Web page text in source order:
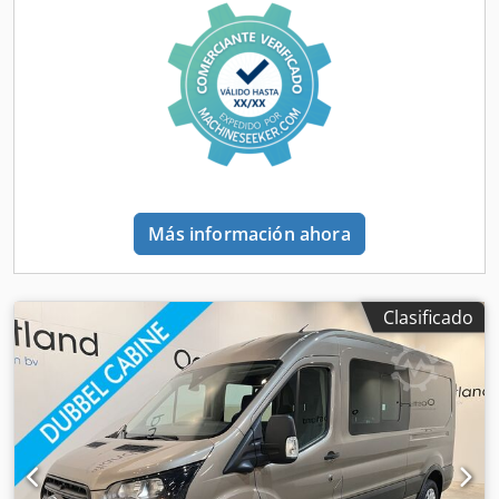
interiores LED en el compartimento de carga. Superficie de
carga de 9 mm de contrachapado de concreto
antideslizante. Revestimiento de pared lateral de plástico
gris claro a izquierda y derecha. Barra de acceso trasera,
idéntica a la especificación de PostNL. Cuatro estanterías
de acero inoxidable en el lado izquierdo, como las de
PostNL. Barra de sujeción para alfombrilla de goma en la
inoxidable a izquierda y derecha con peldaño en la puerta
corredera lateral derecha. Motor eléctrico de 140 CV de
potencia Iluminación y limpiaparabrisas automáticos
Control de crucero Pantalla de 10,1 pulgadas con servicios
de Google, Apple CarPlay y Android Auto Climatizador
automático Cámara de marcha atrás Puertas traseras de
270 grados sin ventana Traducido con (versión gratuita) =
Información adicional = Información general Número de
puertas: 5 Rango de modelos: Nov. 2025 - 2026 Código de
modelo: 6AM Cabina: simple Matrícula: V-52-PRD
Información técnica Par motor: 300 Nm Capacidad de
carga de la batería: 11 kW Capacidad de carga rápida de la
electrónico de estabilidad (ESP), aire acondicionado,
cierre centralizado, dirección asistida, ordenador de a
bordo, puerta corredera, sistema inmovilizador
Información general Número de puertas: 5 Gama de
modelos: junio de 2018 - diciembre de 2021 Cabina:
sencilla Información técnica Par motor: 300 Nm Número de
cilindros: 4 Cilindrada del motor: 2.143 cc Transmisión: 6
velocidades, cambio manual Dimensiones Longitud/altura:
cm Pesos Peso en vacío: 2.100 kg Carga útil: 1.400 kg Peso
bruto vehicular (PBV): 3.500 kg Dkedpfx Aoy Itwxogvjr
Interior Interior: negro Consumo Consumo medio de
ciudad: 9,4 l/100 km Consumo de combustible en
carretera: 7,4 l/100 km Mantenimiento, historial y estado
Documentación: Disponible ITV (Inspección Técnica de
Vehículos): ITV nueva al momento de la entrega Número de
llaves: 1 (1 mando a distancia) Información financiera
Consulte las opciones de financiación y arrendamiento
Seguridad del producto Fabricante: Mazeland Automotive
Ekkersrijt 2008 5692BA SON EN BREUGEL, Países Bajos =
Más información ahora
Clasificado